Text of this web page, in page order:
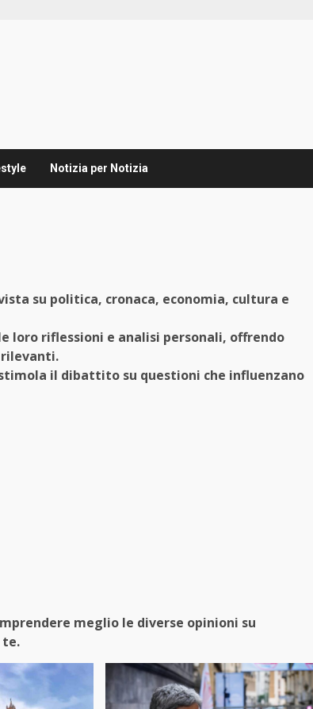
Notizia per Notizia
su politica, cronaca, economia, cultura e
loro riflessioni e analisi personali, offrendo
il dibattito su questioni che influenzano
meglio le diverse opinioni su
te.